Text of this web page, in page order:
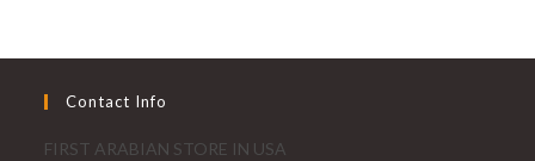
Contact Info
FIRST ARABIAN STORE IN USA